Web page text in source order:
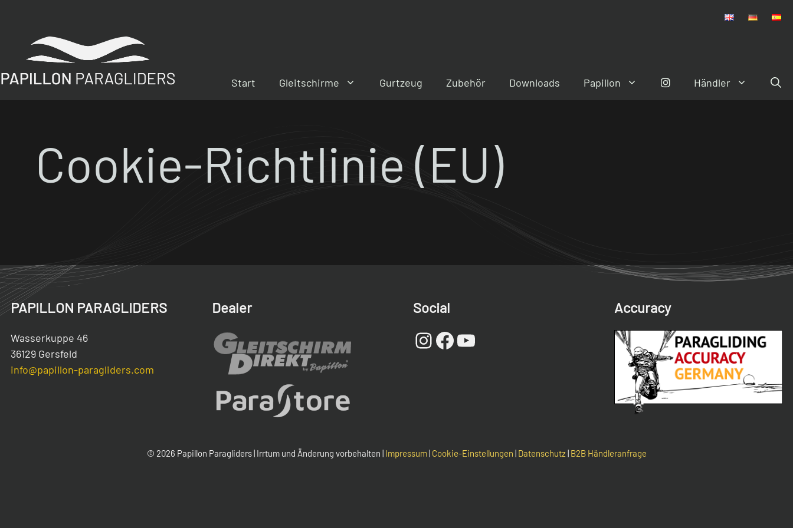
springen
Start Gleitschirme Gurtzeug Zubehör Downloads Papillon Händler
Cookie-Richtlinie (EU)
PAPILLON PARAGLIDERS
Wasserkuppe 46
36129 Gersfeld
info@papillon-paragliders.com
Dealer Social
Instagram
Facebook
YouTube
Accuracy
© 2026 Papillon Paragliders | Irrtum und Änderung vorbehalten | Impressum| Cookie-Einstellungen | Datenschutz| B2B Händleranfrage